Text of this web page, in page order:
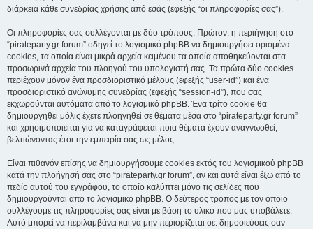
διάρκεια κάθε συνεδρίας χρήσης από εσάς (εφεξής “οι πληροφορίες σας”).
Οι πληροφορίες σας συλλέγονται με δύο τρόπους. Πρώτον, η περιήγηση στο
“pirateparty.gr forum” οδηγεί το λογισμικό phpBB να δημιουργήσει ορισμένα
cookies, τα οποία είναι μικρά αρχεία κειμένου τα οποία αποθηκεύονται στα
προσωρινά αρχεία του πλοηγού του υπολογιστή σας. Τα πρώτα δύο cookies
περιέχουν μόνον ένα προσδιοριστικό μέλους (εφεξής “user-id”) και ένα
προσδιοριστικό ανώνυμης συνεδρίας (εφεξής “session-id”), που σας
εκχωρούνται αυτόματα από το λογισμικό phpBB. Ένα τρίτο cookie θα
δημιουργηθεί μόλις έχετε πλοηγηθεί σε θέματα μέσα στο “pirateparty.gr forum”
και χρησιμοποιείται για να καταγράφεται ποια θέματα έχουν αναγνωσθεί,
βελτιώνοντας έτσι την εμπειρία σας ως μέλος.
Είναι πιθανόν επίσης να δημιουργήσουμε cookies εκτός του λογισμικού phpBB
κατά την πλοήγησή σας στο “pirateparty.gr forum”, αν και αυτά είναι έξω από το
πεδίο αυτού του εγγράφου, το οποίο καλύπτει μόνο τις σελίδες που
δημιουργούνται από το λογισμικό phpBB. Ο δεύτερος τρόπος με τον οποίο
συλλέγουμε τις πληροφορίες σας είναι με βάση το υλικό που μας υποβάλετε.
Αυτό μπορεί να περιλαμβάνει και να μην περιορίζεται σε: δημοσιεύσεις σαν